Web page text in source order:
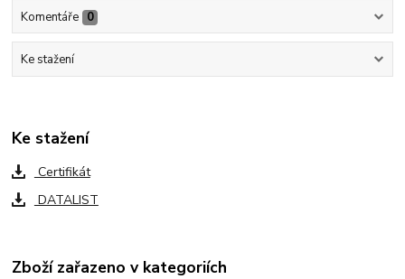
Komentáře 0
Ke stažení
Ke stažení
Certifikát
DATALIST
Zboží zařazeno v kategoriích